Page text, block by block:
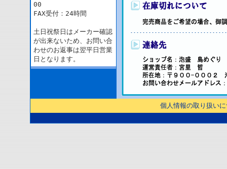
00
FAX受付：24時間
土日祝祭日はメーカー確認
が出来ないため、お問い合
わせのお返事は翌平日営業
日となります。
個人情報の取り扱い